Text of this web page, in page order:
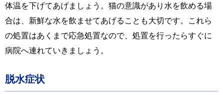
体温を下げてあげましょう。猫の意識があり水を飲める場
合は、新鮮な水を飲ませてあげることも大切です。これら
の処置はあくまで応急処置なので、処置を行ったらすぐに
病院へ連れていきましょう。
脱水症状